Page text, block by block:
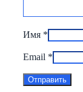
Имя *
Email *